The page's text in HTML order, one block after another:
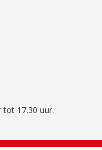
tot 17.30 uur.